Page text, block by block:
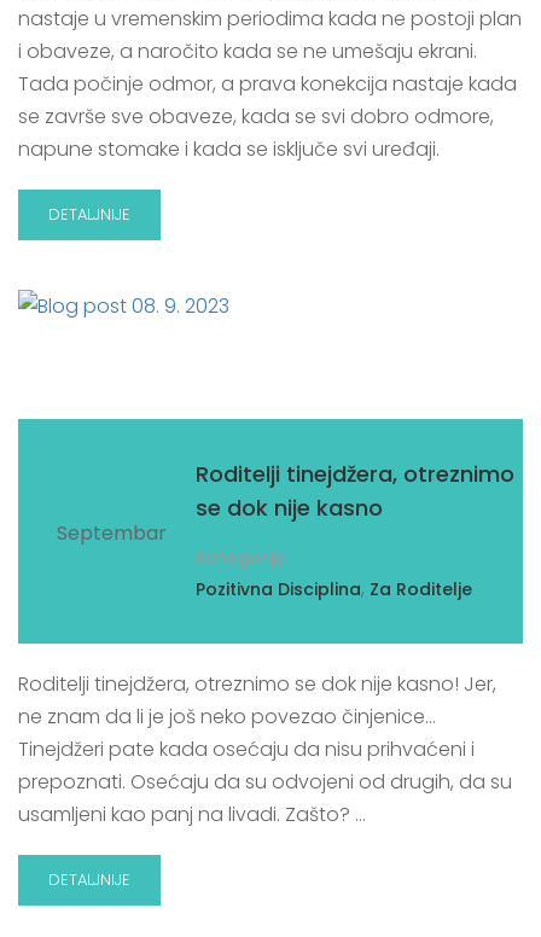
nastaje u vremenskim periodima kada ne postoji plan
i obaveze, a naročito kada se ne umešaju ekrani.
Tada počinje odmor, a prava konekcija nastaje kada
se završe sve obaveze, kada se svi dobro odmore,
napune stomake i kada se isključe svi uređaji.
DETALJNIJE
Septembar
Roditelji tinejdžera, otreznimo
se dok nije kasno
Kategorije
Pozitivna Disciplina, Za Roditelje
Roditelji tinejdžera, otreznimo se dok nije kasno! Jer,
ne znam da li je još neko povezao činjenice…
Tinejdžeri pate kada osećaju da nisu prihvaćeni i
prepoznati. Osećaju da su odvojeni od drugih, da su
usamljeni kao panj na livadi. Zašto? …
DETALJNIJE